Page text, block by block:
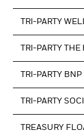
TRI-PARTY
TRI-PARTY
TRI-PARTY
TRI-PARTY
TREASURY